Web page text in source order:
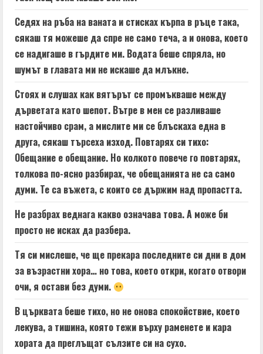
Седях на ръба на ваната и стисках кърпа в ръце така,
сякаш тя можеше да спре не само теча, а и онова, което
се надигаше в гърдите ми. Водата беше спряла, но
шумът в главата ми не искаше да млъкне.
Стоях и слушах как вятърът се промъкваше между
дърветата като шепот. Вътре в мен се разливаше
настойчиво срам, а мислите ми се блъскаха една в
друга, сякаш търсеха изход. Повтарях си тихо:
Обещание е обещание. Но колкото повече го повтарях,
толкова по-ясно разбирах, че обещанията не са само
думи. Те са въжета, с които се държим над пропастта.
Не разбрах веднага какво означава това. А може би
просто не исках да разбера.
Тя си мислеше, че ще прекара последните си дни в дом
за възрастни хора… но това, което откри, когато отвори
очи, я остави без думи.
В църквата беше тихо, но не онова спокойствие, което
лекува, а тишина, която тежи върху раменете и кара
хората да преглъщат сълзите си на сухо.